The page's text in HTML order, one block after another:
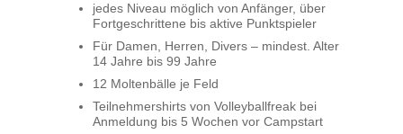
jedes Niveau möglich von Anfänger, über
Fortgeschrittene bis aktive Punktspieler
Für Damen, Herren, Divers – mindest. Alter
14 Jahre bis 99 Jahre
12 Moltenbälle je Feld
Teilnehmershirts von Volleyballfreak bei
Anmeldung bis 5 Wochen vor Campstart